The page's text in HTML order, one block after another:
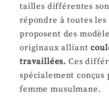
tailles différentes
répondre à toutes
proposent des
originaux alliant
travaillées. Ces
spécialement conçus
femme musulmane.